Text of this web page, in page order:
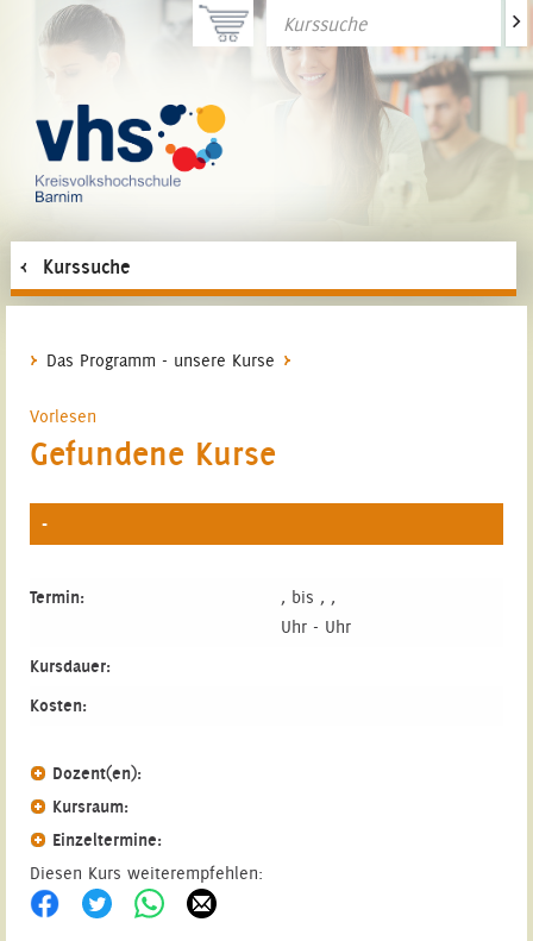
>
Kurssuche
Das Programm - unsere Kurse
Vorlesen
Gefundene Kurse
-
Termin:
, bis , ,
Uhr - Uhr
Kursdauer:
Kosten:
Dozent(en):
Kursraum:
Einzeltermine:
Diesen Kurs weiterempfehlen: